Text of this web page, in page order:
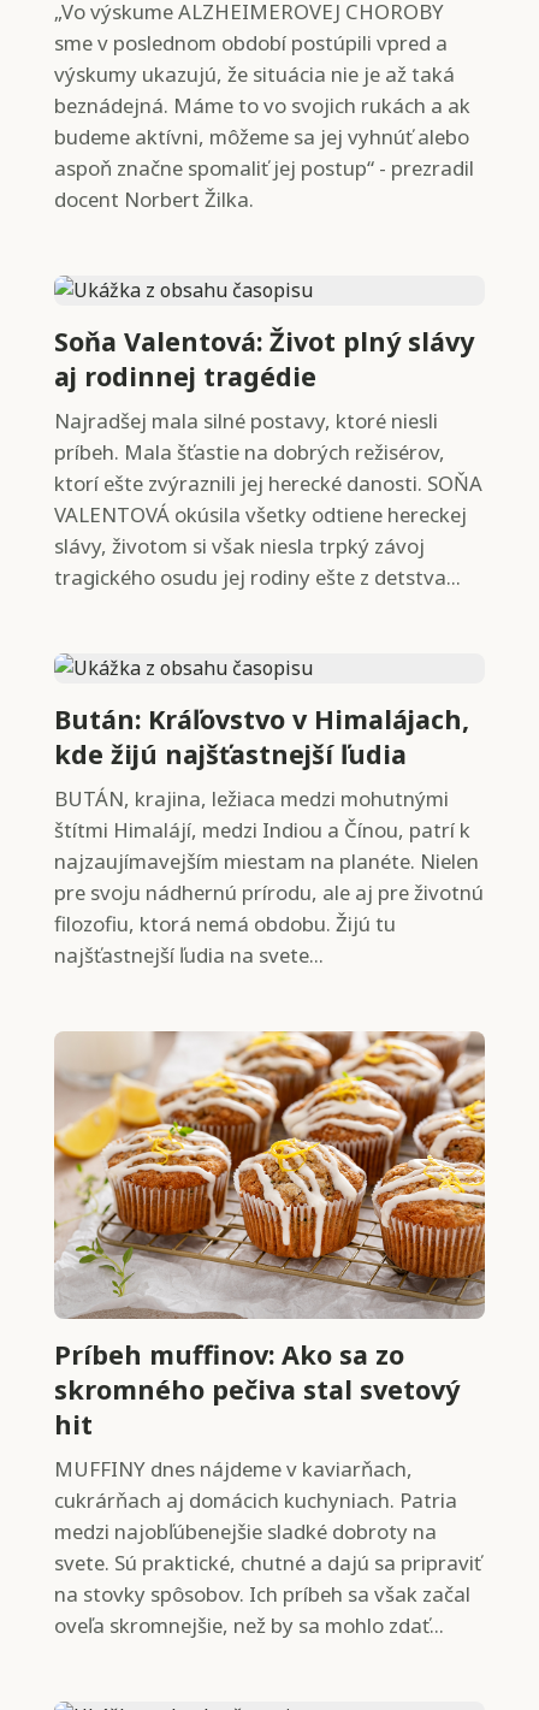
„Vo výskume ALZHEIMEROVEJ CHOROBY
sme v poslednom období postúpili vpred a
výskumy ukazujú, že situácia nie je až taká
beznádejná. Máme to vo svojich rukách a ak
budeme aktívni, môžeme sa jej vyhnúť alebo
aspoň značne spomaliť jej postup“ - prezradil
docent Norbert Žilka.
Soňa Valentová: Život plný slávy
aj rodinnej tragédie
Najradšej mala silné postavy, ktoré niesli
príbeh. Mala šťastie na dobrých režisérov,
ktorí ešte zvýraznili jej herecké danosti. SOŇA
VALENTOVÁ okúsila všetky odtiene hereckej
slávy, životom si však niesla trpký závoj
tragického osudu jej rodiny ešte z detstva...
Bután: Kráľovstvo v Himalájach,
kde žijú najšťastnejší ľudia
BUTÁN, krajina, ležiaca medzi mohutnými
štítmi Himalájí, medzi Indiou a Čínou, patrí k
najzaujímavejším miestam na planéte. Nielen
pre svoju nádhernú prírodu, ale aj pre životnú
filozofiu, ktorá nemá obdobu. Žijú tu
najšťastnejší ľudia na svete...
Príbeh muffinov: Ako sa zo
skromného pečiva stal svetový
hit
MUFFINY dnes nájdeme v kaviarňach,
cukrárňach aj domácich kuchyniach. Patria
medzi najobľúbenejšie sladké dobroty na
svete. Sú praktické, chutné a dajú sa pripraviť
na stovky spôsobov. Ich príbeh sa však začal
oveľa skromnejšie, než by sa mohlo zdať...